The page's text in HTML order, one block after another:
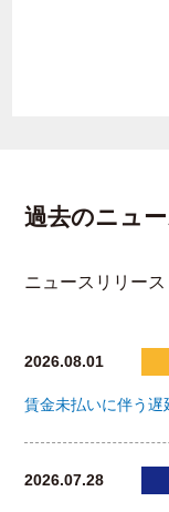
過去のニュー
ニュースリリース
2026.08.01
賃金未払いに伴う遅
2026.07.28